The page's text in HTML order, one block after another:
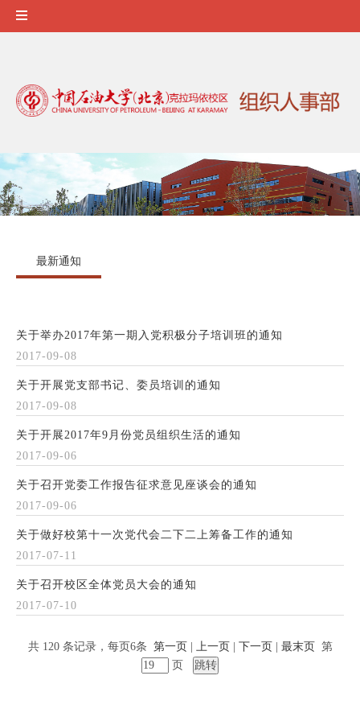
最新通知
关于举办2017年第一期入党积极分子培训班的通知
2017-09-08
关于开展党支部书记、委员培训的通知
2017-09-08
关于开展2017年9月份党员组织生活的通知
2017-09-06
关于召开党委工作报告征求意见座谈会的通知
2017-09-06
关于做好校第十一次党代会二下二上筹备工作的通知
2017-07-11
关于召开校区全体党员大会的通知
2017-07-10
共 120 条记录，每页6条 第一页 上一页 下一页 最末页 第
页